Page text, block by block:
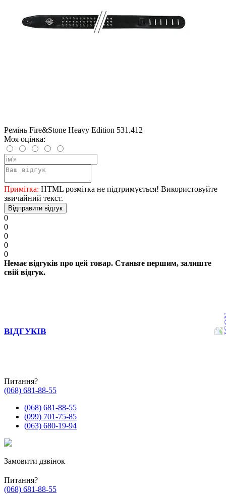
Ремінь Fire&Stone Heavy Edition 531.412
Моя оцінка:
Примітка: HTML розмітка не підтримується! Використовуйте
звичайний текст.
Відправити відгук
0
0
0
0
0
Немає відгуків про цей товар. Станьте першим, залиште
свій відгук.
ВІДГУКІВ
Питання?
(068) 681-88-55
(068) 681-88-55
(099) 701-75-85
(063) 680-19-94
Замовити дзвінок
Питання?
(068) 681-88-55